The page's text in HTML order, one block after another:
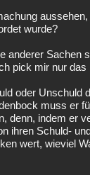
wurde?
anderer Sachen
pick mir nur
oder Unschuld
muss er
denn, indem er
ihren Schuld-
wert, wieviel